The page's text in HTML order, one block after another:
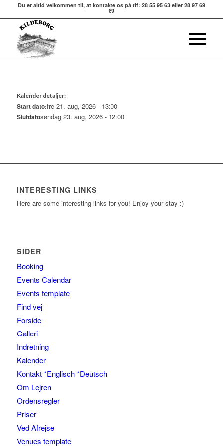
Du er altid velkommen til, at kontakte os på tlf: 28 55 95 63 eller 28 97 69
89
Kalender detaljer:
Start dato:fre 21. aug, 2026 - 13:00
Slutdatosøndag 23. aug, 2026 - 12:00
INTERESTING LINKS
Here are some interesting links for you! Enjoy your stay :)
SIDER
Booking
Events Calendar
Events template
Find vej
Forside
Galleri
Indretning
Kalender
Kontakt *Englisch *Deutsch
Om Lejren
Ordensregler
Priser
Ved Afrejse
Venues template